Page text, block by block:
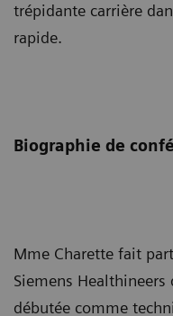
trépidante carrière
rapide.
Biographie de
Mme Charette fait
Siemens
débutée comme